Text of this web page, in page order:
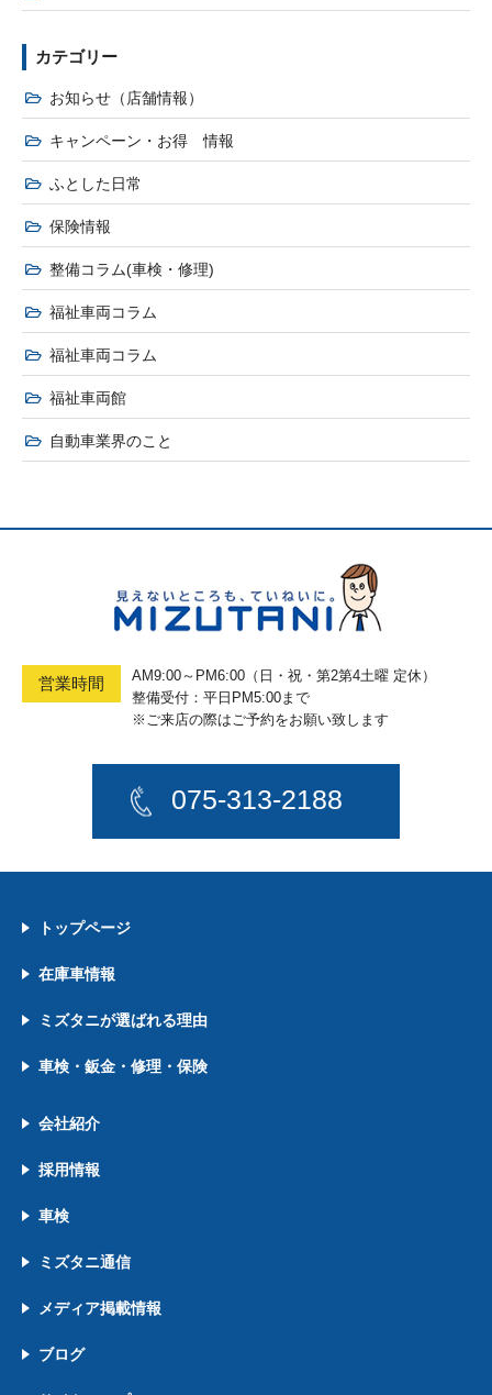
カテゴリー
お知らせ（店舗情報）
キャンペーン・お得 情報
ふとした日常
保険情報
整備コラム(車検・修理)
福祉車両コラム
福祉車両コラム
福祉車両館
自動車業界のこと
営業時間
AM9:00～PM6:00（日・祝・第2第4土曜 定休）
整備受付：平日PM5:00まで
※ご来店の際はご予約をお願い致します
075-313-2188
トップページ
在庫車情報
ミズタニが選ばれる理由
車検・鈑金・修理・保険
会社紹介
採用情報
車検
ミズタニ通信
メディア掲載情報
ブログ